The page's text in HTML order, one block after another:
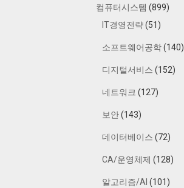
컴퓨터시스템 (899)
IT경영전략(51)
소프트웨어공학(140)
디지털서비스 (152)
네트워크 (127)
보안(143)
데이터베이스 (72)
CA/운영체제 (128)
알고리즘/AI (101)